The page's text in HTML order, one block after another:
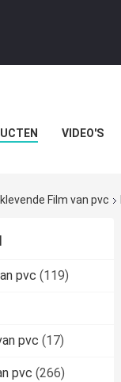
VIDEO'S
Film van pvc
pvc (119)
pvc (17)
pvc (266)